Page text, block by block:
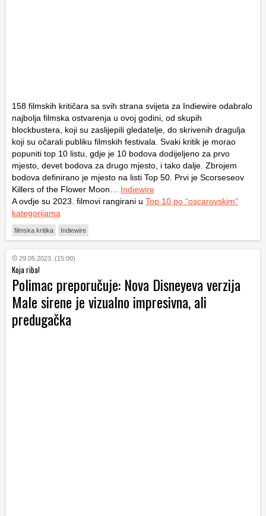
158 filmskih kritičara sa svih strana svijeta za Indiewire odabralo
najbolja filmska ostvarenja u ovoj godini, od skupih
blockbustera, koji su zaslijepili gledatelje, do skrivenih dragulja
koji su očarali publiku filmskih festivala. Svaki kritik je morao
popuniti top 10 listu, gdje je 10 bodova dodijeljeno za prvo
mjesto, devet bodova za drugo mjesto, i tako dalje. Zbrojem
bodova definirano je mjesto na listi Top 50. Prvi je Scorseseov
Killers of the Flower Moon… Indiewire
A ovdje su 2023. filmovi rangirani u Top 10 po “oscarovskim”
kategorijama
filmska kritika Indiewire
29.05.2023. (15:00)
Koja riba!
Polimac preporučuje: Nova Disneyeva verzija
Male sirene je vizualno impresivna, ali
predugačka